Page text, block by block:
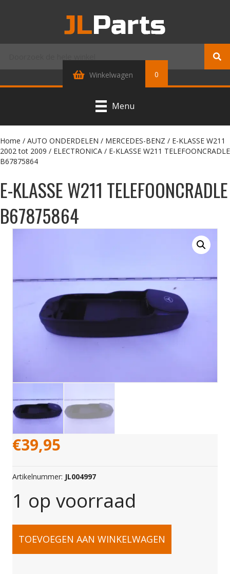
Winkelwagen 0
Menu
Home / AUTO ONDERDELEN / MERCEDES-BENZ / E-KLASSE W211
2002 tot 2009 / ELECTRONICA / E-KLASSE W211 TELEFOONCRADLE
B67875864
E-KLASSE W211 TELEFOONCRADLE
B67875864
€39,95
Artikelnummer: JL004997
1 op voorraad
E-
TOEVOEGEN AAN WINKELWAGEN